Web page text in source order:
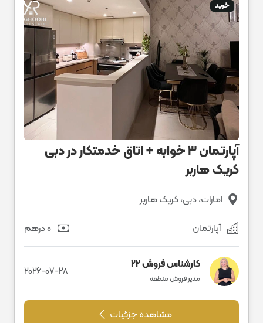
خرید
آپارتمان ۳ خوابه + اتاق خدمتکار در دبی
کریک هاربر
امارات، دبی، کریک هاربر
آپارتمان
کارشناس فروش 22
مدیر فروش منطقه
2026-07-28
مشاهده جزئیات